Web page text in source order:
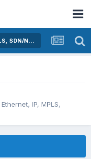
Активное оборудование Ethernet, IP, MPLS, SDN/NFV...
IP, MPLS,